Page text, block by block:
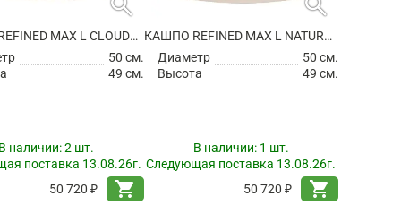
КАШПО REFINED MAX L CLOUDED GREY
50 см.
49 см.
наличии:2 шт.
поставка 13.08.26г.
50 720 ₽
shopping_cart
КАШПО REFINED MAX L NATURAL WHITE
Диаметр
50 см.
Высота
49 см.
В наличии: 1 шт.
Следующая поставка 13.08.26г.
50 720 ₽
shopping_cart